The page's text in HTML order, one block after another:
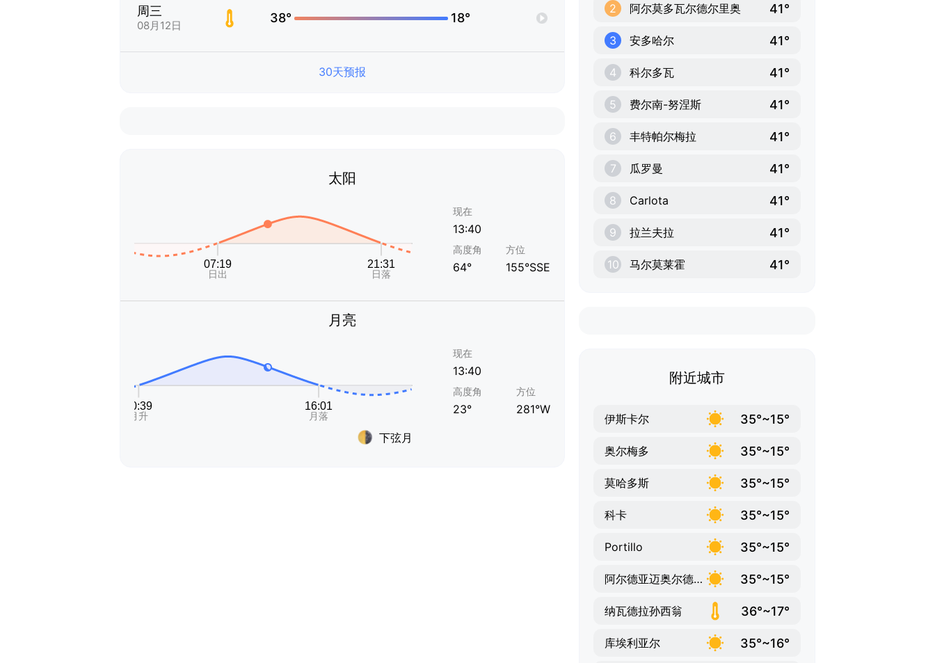
周三
08月12日
38° 18°
30天预报
太阳
现在
13:40
高度角
64°
方位
155°SSE
月亮
下弦月
现在
13:40
高度角
23°
方位
281°W
2 阿尔莫多瓦尔德尔里奥 41°
3 安多哈尔 41°
4 科尔多瓦 41°
5 费尔南-努涅斯 41°
6 丰特帕尔梅拉 41°
7 瓜罗曼 41°
8 Carlota 41°
9 拉兰夫拉 41°
10 马尔莫莱霍 41°
附近城市
伊斯卡尔 35°~15°
奥尔梅多 35°~15°
莫哈多斯 35°~15°
科卡 35°~15°
Portillo 35°~15°
阿尔德亚迈奥尔德圣马尔廷 35°~15°
纳瓦德拉孙西翁 36°~17°
库埃利亚尔 35°~16°